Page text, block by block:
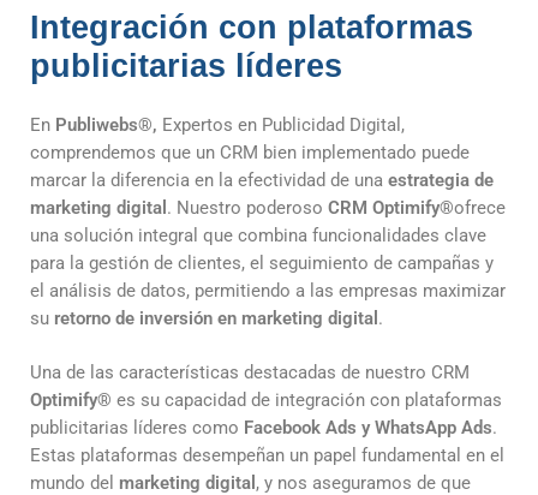
Integración con plataformas
publicitarias líderes
En Publiwebs®, Expertos en Publicidad Digital,
comprendemos que un CRM bien implementado puede
marcar la diferencia en la efectividad de una estrategia de
marketing digital . Nuestro poderoso CRM Optimify®ofrece
una solución integral que combina funcionalidades clave
para la gestión de clientes, el seguimiento de campañas y
el análisis de datos, permitiendo a las empresas maximizar
su retorno de inversión en marketing digital .
Una de las características destacadas de nuestro CRM
Optimify® es su capacidad de integración con plataformas
publicitarias líderes como Facebook Ads y WhatsApp Ads.
Estas plataformas desempeñan un papel fundamental en el
mundo del marketing digital , y nos aseguramos de que